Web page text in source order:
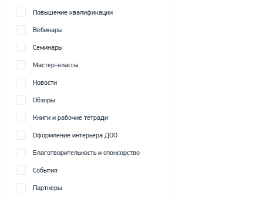
Повышение квалификации
Вебинары
Семинары
Мастер-классы
Новости
Обзоры
Книги и рабочие тетради
Оформление интерьера ДОО
Благотворительность и спонсорство
События
Партнеры